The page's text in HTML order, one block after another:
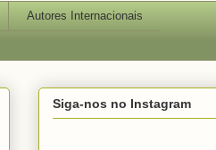
Autores Internacionais
Siga-nos no Instagram